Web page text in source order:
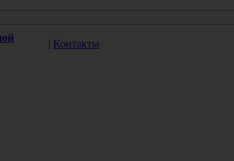
| Контакты